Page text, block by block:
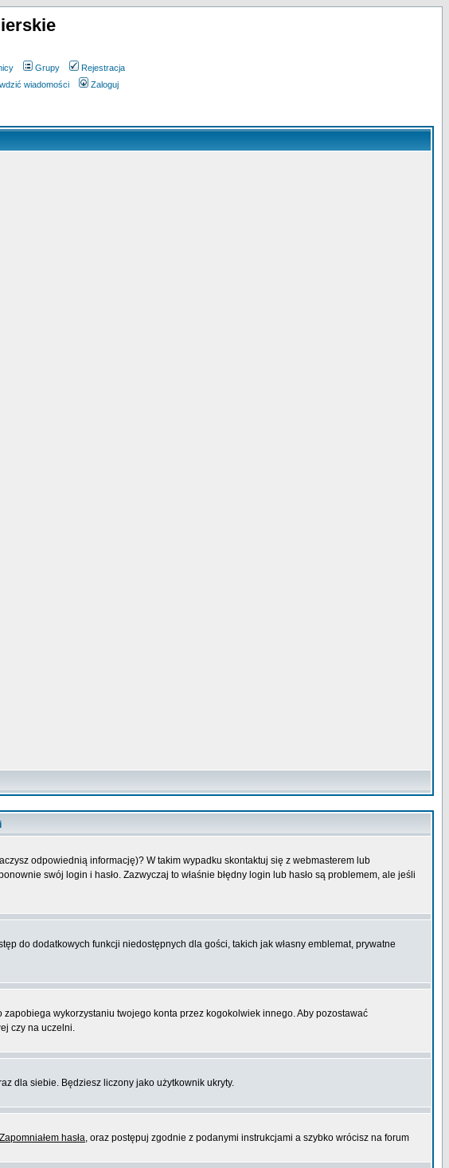
Grupy
Rejestracja
wiadomości Zaloguj
odpowiednią informację)? W takim wypadku skontaktuj się z webmasterem lub
swój login i hasło. Zazwyczaj to właśnie błędny login lub hasło są problemem, ale jeśli
do dodatkowych funkcji niedostępnych dla gości, takich jak własny emblemat, prywatne
wykorzystaniu twojego konta przez kogokolwiek innego. Aby pozostawać
czy na uczelni.
dla siebie. Będziesz liczony jako użytkownik ukryty.
Zapomniałem hasła, oraz postępuj zgodnie z podanymi instrukcjami a szybko wrócisz na forum